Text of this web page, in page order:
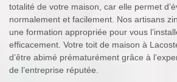
totalité de votre maison, car elle permet
normalement et facilement. Nos artisans
une formation appropriée pour vous
efficacement. Votre toit de maison à
d’être abimé prématurément grâce à
de l’entreprise réputée.